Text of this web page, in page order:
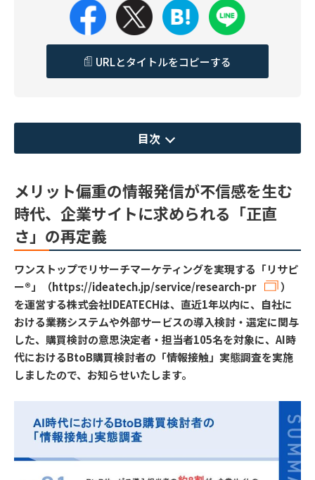
URLとタイトルをコピーする
目次
メリット偏重の情報発信が不信感を生む
時代、企業サイトに求められる「正直
さ」の再定義
ワンストップでリサーチマーケティングを実現する「リサピ
ー®️」（https://ideatech.jp/service/research-pr
）
を運営する株式会社IDEATECHは、直近1年以内に、自社に
おける業務システムや外部サービスの導入検討・選定に関与
した、購買検討の意思決定者・担当者105名を対象に、AI時
代におけるBtoB購買検討者の「情報接触」実態調査を実施
しましたので、お知らせいたします。